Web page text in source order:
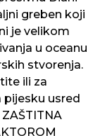
greben koji
je velikom
u oceanu
stvorenja.
ili za
usred